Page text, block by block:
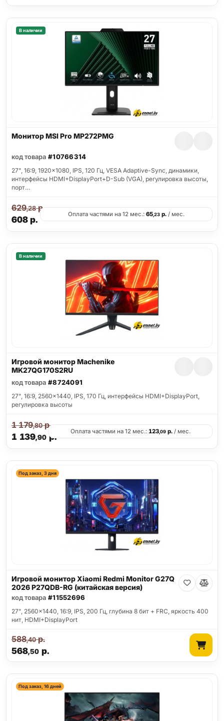
В наличии
Монитор MSI Pro MP272PMG
код товара #10766314
27", 16:9, 1920x1080, IPS, 120 Гц, VESA Adaptive-Sync, динамики,
интерфейсы HDMI+DisplayPort+D-Sub (VGA), регулировка высоты,
порт…
608р.
629,28р.
Оплата частями на 12 мес.: 65,23р./ мес.
В наличии
Игровой монитор Machenike
MK27QG170S2RU
код товара #8724091
27", 16:9, 2560x1440, IPS, 170 Гц, интерфейсы HDMI+DisplayPort,
регулировка высоты
1 139,90 р.
1 179,80р.
Оплата частями на 12 мес.: 123,09р./ мес.
Под заказ, 3 дня
Игровой монитор Xiaomi Redmi Monitor G27Q
2026 P27QDB-RG (китайская версия)
код товара #11552696
27", 2560x1440, 16:9, IPS, 200 Гц, глубина 8 бит + FRC, яркость 400
нит, HDMI+DisplayPort
568,50р.
588,40р.
Под заказ, 16 дней